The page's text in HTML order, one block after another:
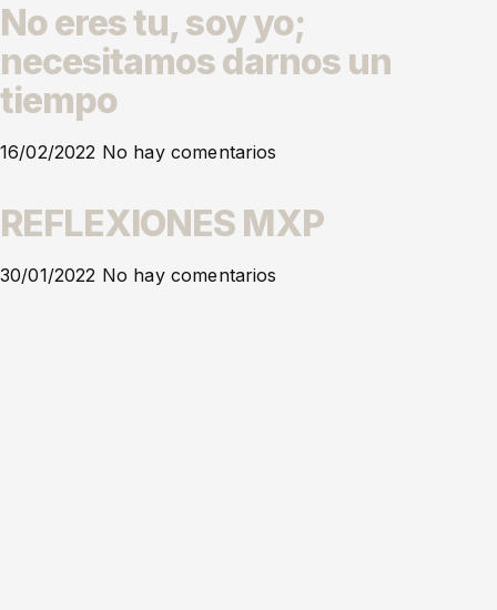
No eres tu, soy yo;
necesitamos darnos un
tiempo
16/02/2022 No hay comentarios
REFLEXIONES MXP
30/01/2022 No hay comentarios